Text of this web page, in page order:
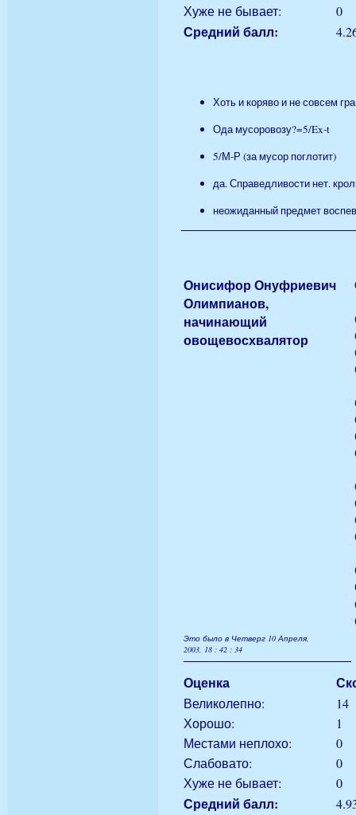
Хуже не бывает:
0
Средний балл:
Хоть и коряво и не совсем
Ода мусоровозу?=5/Ex-t
5/М-Р (за мусор поглотит)
да. Справедливости нет.
неожиданный предмет
Онисифор Онуфриевич
Олимпианов,
начинающий
овощевосхвалятор
Это было в Четверг 10 Апреля,
2003, 18 : 42 : 34
Оценка
Великолепно:
14
Хорошо:
1
Местами неплохо:
0
Слабовато:
0
Хуже не бывает:
0
Средний балл: